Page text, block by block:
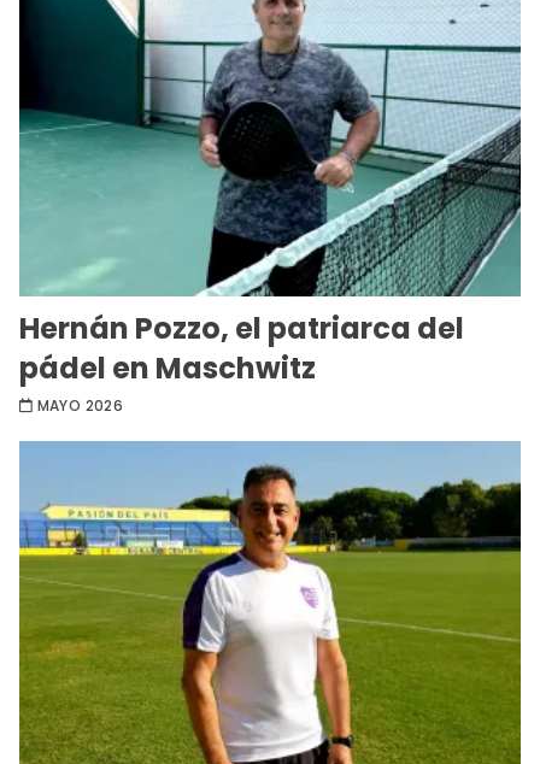
Hernán Pozzo, el patriarca del
pádel en Maschwitz
MAYO 2026